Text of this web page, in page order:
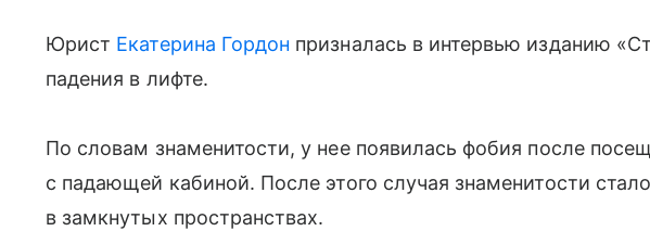
Юрист Екатерина Гордон призналась в интервью изданию
падения в лифте.
По словам знаменитости, у нее появилась фобия после
с падающей кабиной. После этого случая знаменитости
в замкнутых пространствах.